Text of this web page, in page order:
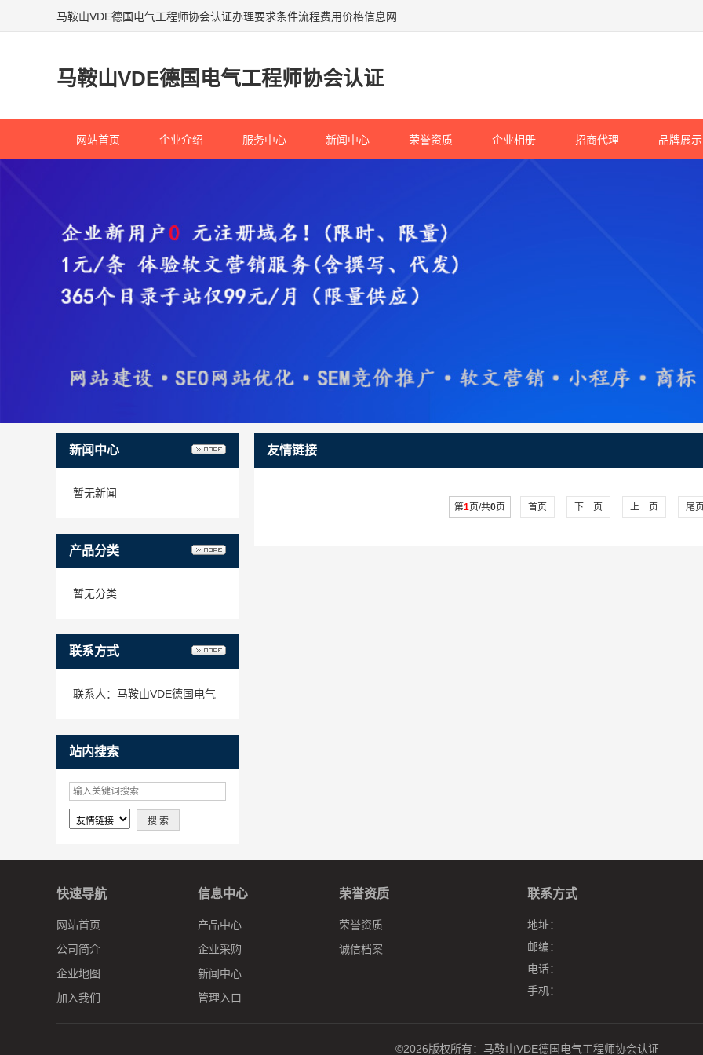
马鞍山VDE德国电气工程师协会认证办理要求条件流程费用价格信息网
马鞍山VDE德国电气工程师协会认证
网站首页 企业介绍 服务中心 新闻中心 荣誉资质 企业相册 招商代理 品牌展示
新闻中心
暂无新闻
产品分类
暂无分类
联系方式
联系人：马鞍山VDE德国电气
站内搜索
友情链接
第1页/共0页 首页 下一页 上一页 尾
快速导航
网站首页
公司简介
企业地图
加入我们
信息中心
产品中心
企业采购
新闻中心
管理入口
荣誉资质
荣誉资质
诚信档案
联系方式
地址：
邮编：
电话：
手机：
©2026版权所有： 马鞍山VDE德国电气工程师协会认证